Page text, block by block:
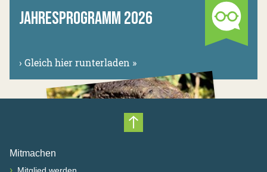
JAHRESPROGRAMM 2026
› Gleich hier runterladen »
Nach oben scrollen
Mitmachen
›